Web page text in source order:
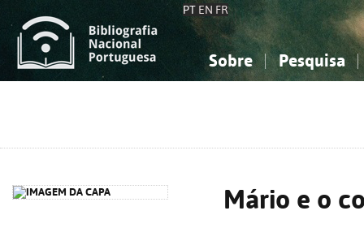
PT EN FR
Sobre Pesquisa
Mário e o